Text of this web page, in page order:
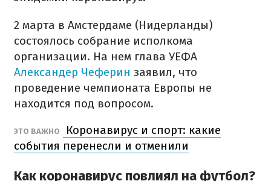
2 марта в Амстердаме (Нидерланды)
состоялось собрание исполкома
организации. На нем глава УЕФА
Александер Чеферин заявил, что
проведение чемпионата Европы не
находится под вопросом.
ЭТО ВАЖНО
Коронавирус и спорт: какие
события перенесли и отменили
Как коронавирус повлиял на футбол?